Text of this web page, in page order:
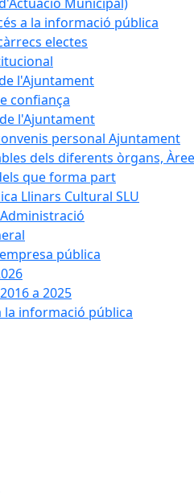
a la informació pública
electes
l'Ajuntament
confiança
l'Ajuntament
personal Ajuntament
dels diferents òrgans,
que forma part
Llinars Cultural SLU
pública
a 2025
la informació pública